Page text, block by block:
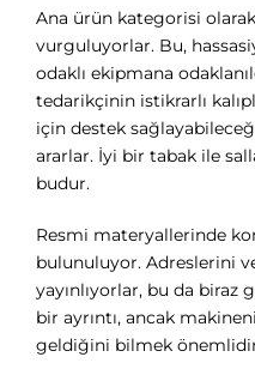
Ana ürün kategorisi
vurguluyorlar. Bu,
odaklı ekipmana
tedarikçinin istikrarlı
için destek
ararlar. İyi bir tabak ile
budur.
Resmi materyallerinde
bulunuluyor. Adreslerini
yayınlıyorlar, bu da
bir ayrıntı, ancak
geldiğini bilmek